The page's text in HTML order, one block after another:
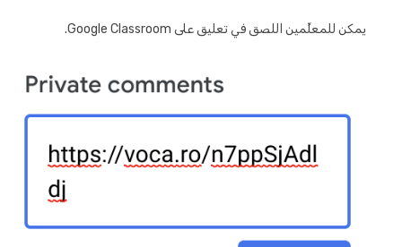
يمكن للمعلِّمين اللصق في تعليق على Google Classroom.